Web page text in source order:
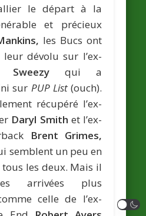
le départ à la
et précieux
les Bucs ont
dévolu sur l’ex-
Sweezy qui a
sur PUP List(ouch).
récupéré l’ex-
Daryl Smith et l’ex-
Brent Grimes,
semblent un peu en
les deux. Mais il
arrivées plus
celle de l’ex-